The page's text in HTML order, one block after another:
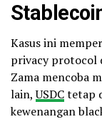
Kasus ini
privacy protocol
Zama mencoba
lain,USDCtetap
kewenangan